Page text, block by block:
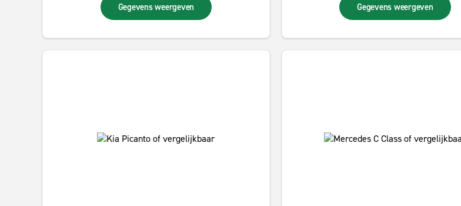
Gegevens weergeven Gegevens weergeven